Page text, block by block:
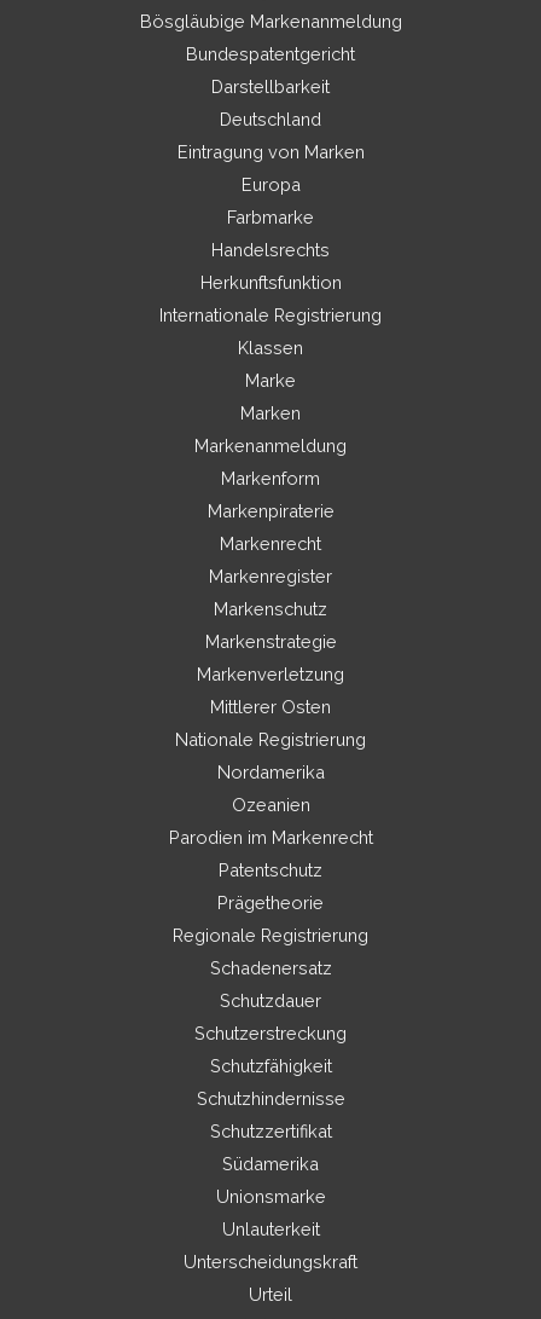
Bösgläubige Markenanmeldung
Bundespatentgericht
Darstellbarkeit
Deutschland
Eintragung von Marken
Europa
Farbmarke
Handelsrechts
Herkunftsfunktion
Internationale Registrierung
Klassen
Marke
Marken
Markenanmeldung
Markenform
Markenpiraterie
Markenrecht
Markenregister
Markenschutz
Markenstrategie
Markenverletzung
Mittlerer Osten
Nationale Registrierung
Nordamerika
Ozeanien
Parodien im Markenrecht
Patentschutz
Prägetheorie
Regionale Registrierung
Schadenersatz
Schutzdauer
Schutzerstreckung
Schutzfähigkeit
Schutzhindernisse
Schutzzertifikat
Südamerika
Unionsmarke
Unlauterkeit
Unterscheidungskraft
Urteil